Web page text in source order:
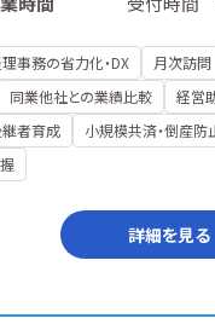
事務の省力化・DX 月次訪問
同業他社との業績比較 経営
者育成 小規模共済・倒産防
詳細を見る